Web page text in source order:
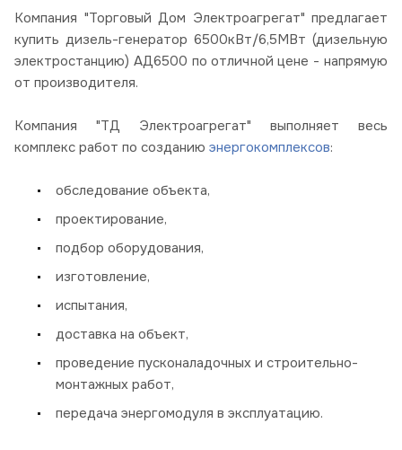
Компания "Торговый Дом Электроагрегат" предлагает
купить дизель-генератор 6500кВт/6,5МВт (дизельную
электростанцию) АД6500 по отличной цене - напрямую
от производителя.
Компания "ТД Электроагрегат" выполняет весь
комплекс работ по созданию энергокомплексов:
обследование объекта,
проектирование,
подбор оборудования,
изготовление,
испытания,
доставка на объект,
проведение пусконаладочных и строительно-
монтажных работ,
передача энергомодуля в эксплуатацию.